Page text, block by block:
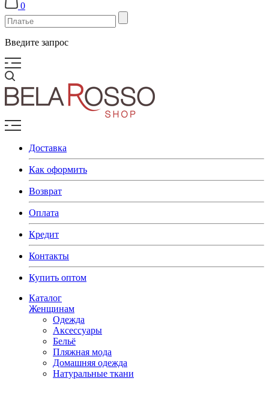
0
Введите запрос
Доставка
Как оформить
Возврат
Оплата
Кредит
Контакты
Купить оптом
Каталог
Женщинам
Одежда
Аксессуары
Бельё
Пляжная мода
Домашняя одежда
Натуральные ткани